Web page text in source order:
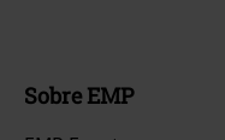
Sobre EMP